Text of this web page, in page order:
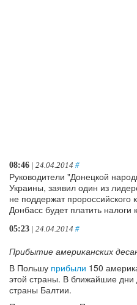
08:46 | 24.04.2014 #
Руководители "Донецкой
Украины, заявил один из
не поддержат
Донбасс будет платить налоги
05:23 | 24.04.2014 #
Прибытие американских
В Польшу прибыли 150
этой страны. В ближайшие
страны Балтии.